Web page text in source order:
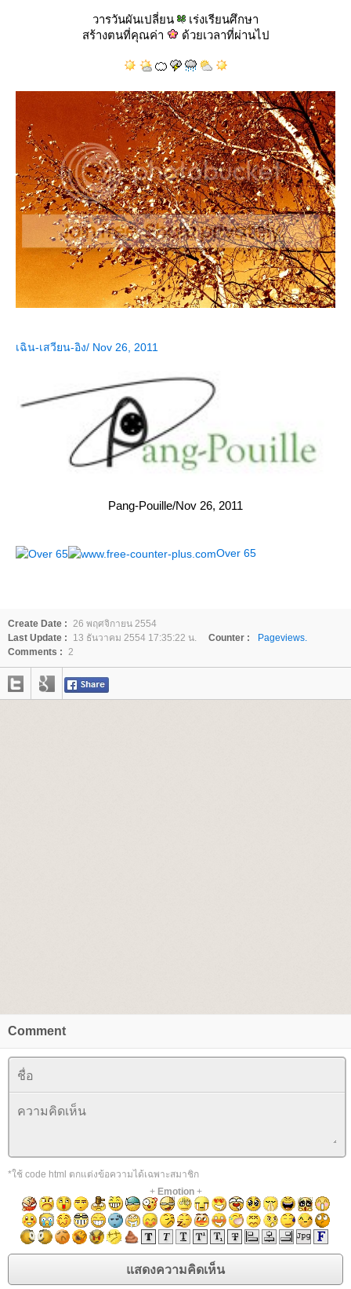
วารวันผันเปลี่ยน
เร่งเรียนศึกษา
สร้างตนที่คุณค่า
ด้วยเวลาที่ผ่านไป
เฉิน-เสวียน-อิง/ Nov 26, 2011
Pang-Pouille/Nov 26, 2011
Over 65
Create Date : 26 พฤศจิกายน 2554
Last Update :
13 ธันวาคม 2554 17:35:22 น. Counter :
Pageviews.
Comments : 2
Comment
*ใช้ code html ตกแต่งข้อความได้เฉพาะสมาชิก
+ Emotion+